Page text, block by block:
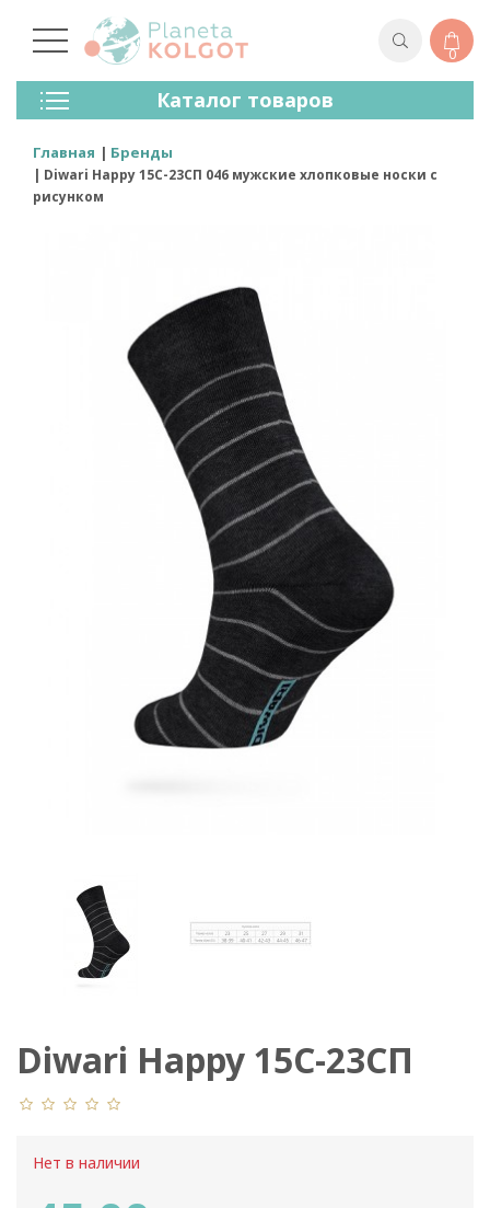
0
Каталог товаров
Колготки
Чулки
Лосины (леггинсы)
Носки И Гольфы
Главная Бренды
Diwari Happy 15С-23СП 046 мужские хлопковые носки с
рисунком
Diwari Happy 15С-23СП
046
Нет в наличии